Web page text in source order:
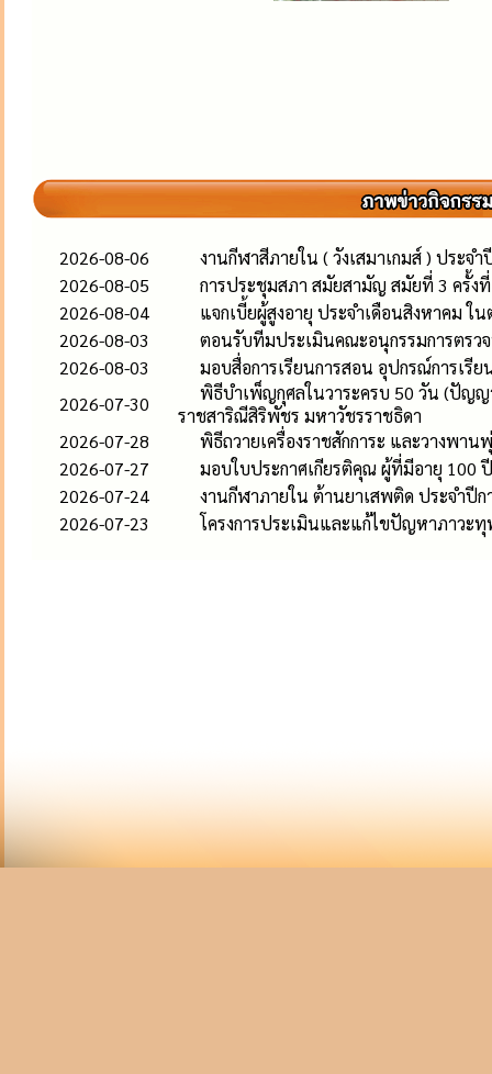
2026-08-06
งานกีฬาสีภายใน ( วังเสมาเกมส์ ) ประจ
2026-08-05
การประชุมสภา สมัยสามัญ สมัยที่ 3 ครั้ง
2026-08-04
แจกเบี้ยผู้สูงอายุ ประจำเดือนสิงหาคม ใ
2026-08-03
ตอนรับทีมประเมินคณะอนุกรรมการตรว
2026-08-03
มอบสื่อการเรียนการสอน อุปกรณ์การเรี
2026-07-30
พิธีบำเพ็ญกุศลในวาระครบ 50 วัน (ปัญญ
ราชสาริณีสิริพัชร มหาวัชรราชธิดา
2026-07-28
พิธีถวายเครื่องราชสักการะ และวางพา
2026-07-27
มอบใบประกาศเกียรติคุณ ผู้ที่มีอายุ 100 ปี
2026-07-24
งานกีฬาภายใน ต้านยาเสพติด ประจำปี
2026-07-23
โครงการประเมินและแก้ไขปัญหาภาวะ